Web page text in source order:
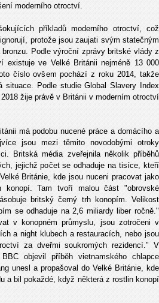
moderního otroctví.
příkladů moderního otroctví, což
protože jsou zaujati svým statečným
Podle výroční zprávy britské vlády z
existuje ve Velké Británii nejméně 13 000
číslo ovšem pochází z roku 2014, takže
situace. Podle studie Global Slavery Index
žije právě v Británii v moderním otroctví
má podobu nucené práce a domácího a
jsou mezi těmito novodobými otroky
Britská média zveřejnila několik příběhů
jejichž počet se odhaduje na tisíce, kteří
Británie, kde jsou nuceni pracovat jako
konopí. Tam tvoří malou část "obrovské
britský černý trh konopím. Velikost
se odhaduje na 2,6 miliardy liber ročně."
v konopném průmyslu, jsou zotročeni v
a night klubech a restauracích, nebo jsou
za dveřmi soukromých rezidencí." V
objevil příběh vietnamského chlapce
unesl a propašoval do Velké Británie, kde
a bil pokaždé, když některá z rostlin konopí